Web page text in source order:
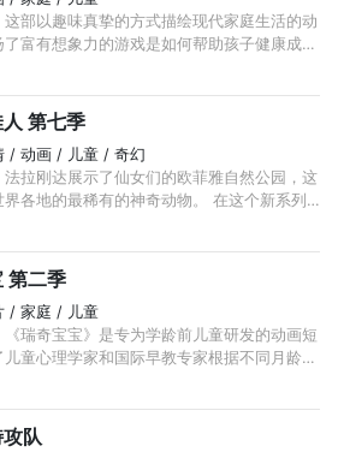
这部以趣味真挚的方式描绘现代家庭生活的动
富有想象力的游戏是如何帮助孩子健康成长
第七季
/ 动画 / 儿童 / 奇幻
法拉刚达展示了仙女们的欧菲雅自然公园，这
界各地的最稀有的神奇动物。 在这个新系列
第二季
/ 家庭 / 儿童
《瑞奇宝宝》是专为学龄前儿童研发的动画短
儿童心理学家和国际早教专家根据不同月龄而
攻队